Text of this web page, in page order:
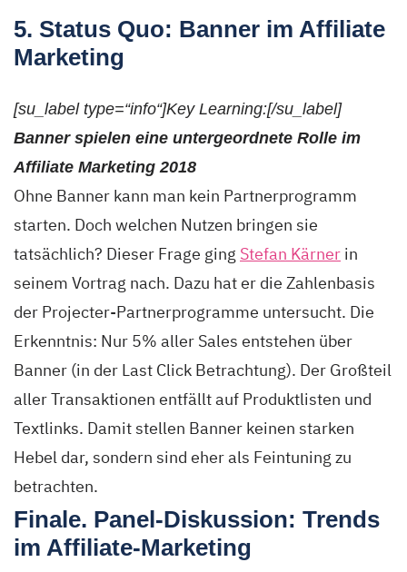
5. Status Quo: Banner im Affiliate
Marketing
[su_label type=“info“]Key Learning:[/su_label]
Banner spielen eine untergeordnete Rolle im
Affiliate Marketing 2018
Ohne Banner kann man kein Partnerprogramm
starten. Doch welchen Nutzen bringen sie
tatsächlich? Dieser Frage ging Stefan Kärner in
seinem Vortrag nach. Dazu hat er die Zahlenbasis
der Projecter-Partnerprogramme untersucht. Die
Erkenntnis: Nur 5% aller Sales entstehen über
Banner (in der Last Click Betrachtung). Der Großteil
aller Transaktionen entfällt auf Produktlisten und
Textlinks. Damit stellen Banner keinen starken
Hebel dar, sondern sind eher als Feintuning zu
betrachten.
Finale. Panel-Diskussion: Trends
im Affiliate-Marketing